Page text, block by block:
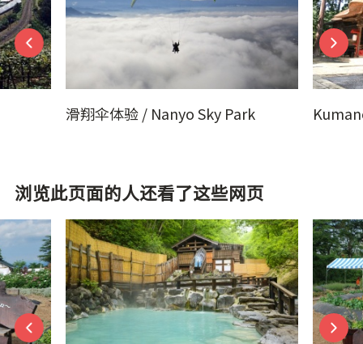
Sky Park Kumano Taisha Shrine
浏览此页面的人还看了这些网页